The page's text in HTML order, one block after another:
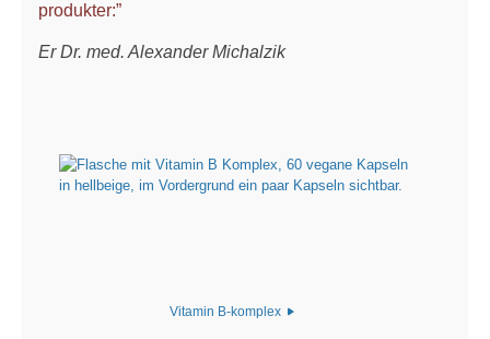
produkter:”
Er Dr. med. Alexander Michalzik
Vitamin B-komplex